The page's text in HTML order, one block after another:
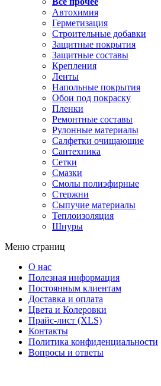
Автохимия
Герметизация
Строительные добавки
Защитные покрытия
Защитные составы
Крепления
Ленты
Напольные покрытия
Обои под покраску
Пленки
Ремонтные составы
Рулонные материалы
Салфетки очищающие
Сантехника
Сетки
Смазки
Смолы полиэфирные
Стержни
Сыпучие материалы
Теплоизоляция
Шнуры
Меню страниц
О нас
Полезная информация
Постоянным клиентам
Доставка и оплата
Цвета и Колеровки
Прайс-лист (XLS)
Контакты
Политика конфиденциальности
Вопросы и ответы